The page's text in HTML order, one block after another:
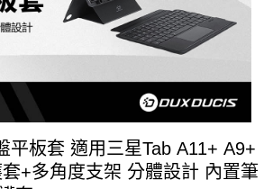
平板套 適用三星Tab A11+ A9+
+多角度支架 分體設計 內置筆